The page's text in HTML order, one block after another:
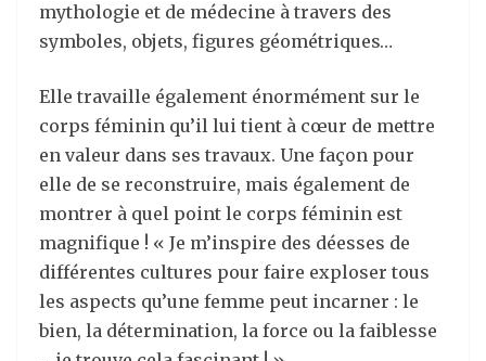
mythologie et de médecine à travers des
symboles, objets, figures géométriques…
Elle travaille également énormément sur le
corps féminin qu’il lui tient à cœur de mettre
en valeur dans ses travaux. Une façon pour
elle de se reconstruire, mais également de
montrer à quel point le corps féminin est
magnifique ! « Je m’inspire des déesses de
différentes cultures pour faire exploser tous
les aspects qu’une femme peut incarner : le
bien, la détermination, la force ou la faiblesse